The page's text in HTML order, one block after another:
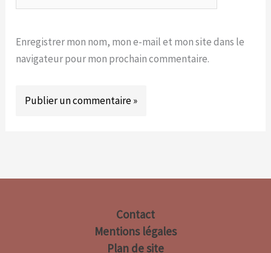
Enregistrer mon nom, mon e-mail et mon site dans le
navigateur pour mon prochain commentaire.
Contact
Mentions légales
Plan de site